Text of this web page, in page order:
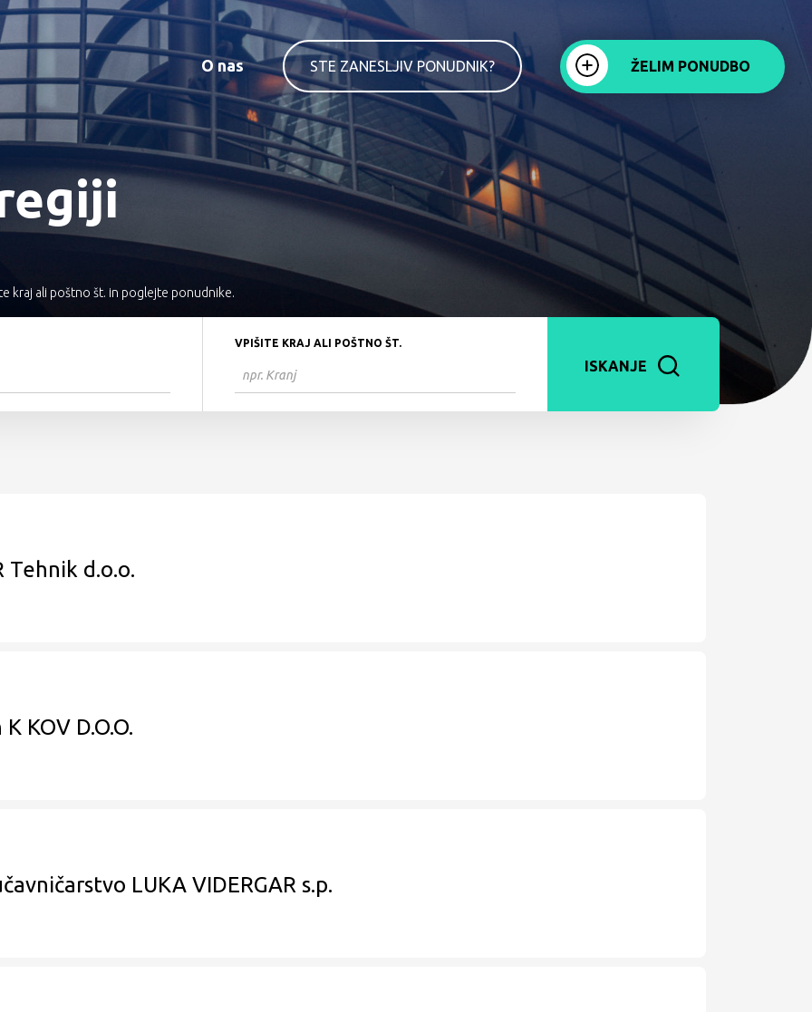
O nas STE ZANESLJIV PONUDNIK? ŽELIM PONUDBO
kraj ali poštno št. in poglejte ponudnike.
VPIŠITE KRAJ ALI POŠTNO ŠT.
ISKANJE
Tehnik d.o.o.
KOV D.O.O.
LUKA VIDERGAR s.p.